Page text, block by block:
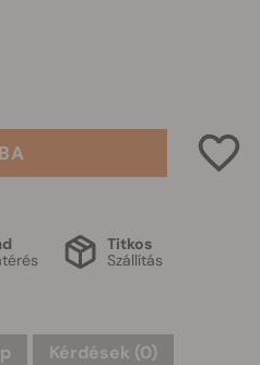
Titkos
Szállítás
Kérdések (0)